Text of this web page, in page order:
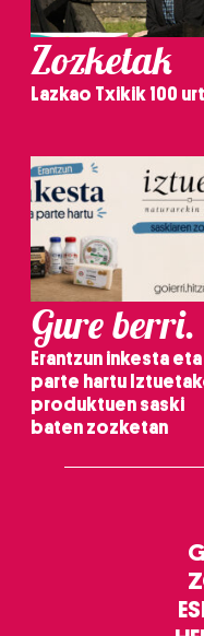
Zozketak
Lazkao Txikik 100
Gure berri.
Erantzun inkesta eta
parte hartu
produktuen saski
baten zozketan